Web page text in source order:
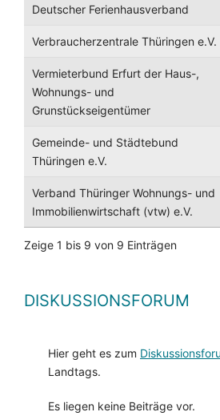
Deutscher Ferienhausverband
Verbraucherzentrale Thüringen e.V.
Vermieterbund Erfurt der Haus-,
Wohnungs- und
Grunstückseigentümer
Gemeinde- und Städtebund
Thüringen e.V.
Verband Thüringer Wohnungs- und
Immobilienwirtschaft (vtw) e.V.
Zeige 1 bis 9 von 9 Einträgen
DISKUSSIONSFORUM
Hier geht es zum
Landtags.
Es liegen keine Beiträge vor.